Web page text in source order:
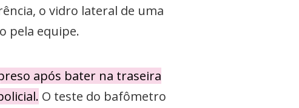
o vidro lateral de uma
pela equipe.
após bater na traseira
O teste do bafômetro